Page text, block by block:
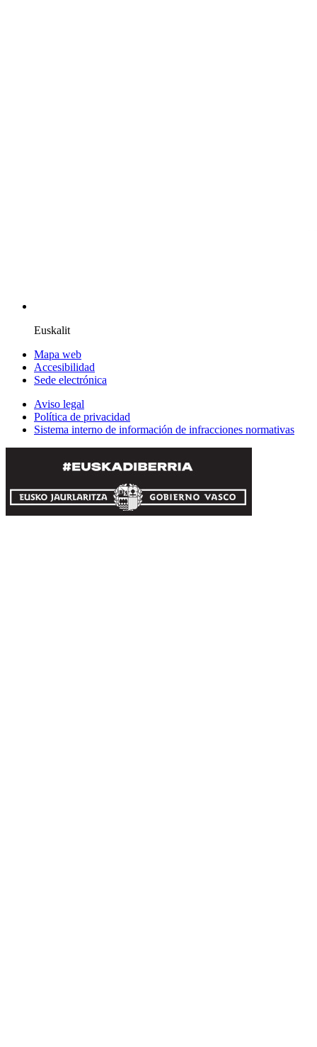
Euskalit
Mapa web
Accesibilidad
Sede electrónica
Aviso legal
Política de privacidad
Sistema interno de información de infracciones normativas